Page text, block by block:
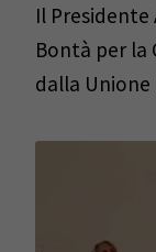
Il Presidente
Bontà per la
dalla Unione